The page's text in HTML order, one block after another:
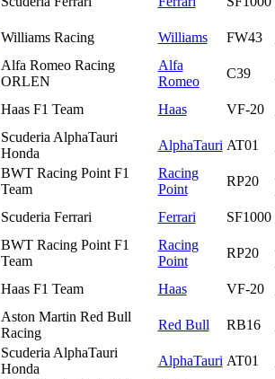
Williams Racing Williams FW43
Alfa Romeo Racing
ORLEN
Alfa
Romeo
C39
Haas F1 Team Haas VF-20
Scuderia AlphaTauri
Honda
AlphaTauri AT01
BWT Racing Point F1
Team
Racing
Point
RP20
Scuderia Ferrari Ferrari SF1000
BWT Racing Point F1
Team
Racing
Point
RP20
Haas F1 Team Haas VF-20
Aston Martin Red Bull
Racing
Red Bull RB16
Scuderia AlphaTauri
Honda
AlphaTauri AT01